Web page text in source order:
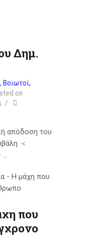
Δημ.
, Βοιωτοί,
on
απόδοση του
＜
που